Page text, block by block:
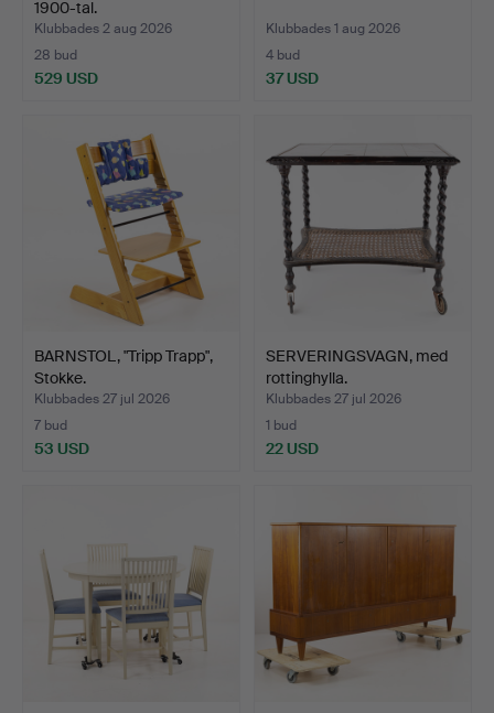
1900-tal.
Klubbades 2 aug 2026
28 bud
529 USD
Klubbades 1 aug 2026
4 bud
37 USD
BARNSTOL, "Tripp Trapp",
Stokke.
Klubbades 27 jul 2026
7 bud
53 USD
SERVERINGSVAGN, med
rottinghylla.
Klubbades 27 jul 2026
1 bud
22 USD